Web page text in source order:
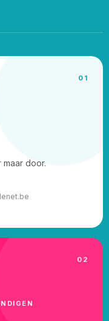
01
maar door.
02